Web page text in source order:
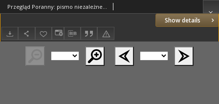
Show details
Przegląd Poranny: pismo niezależne i bezpartyjne 1921.05.07 R.1 Nr7